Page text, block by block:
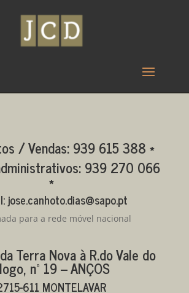
/ Vendas: 939 615 388 *
939 270 066
*
jose.canhoto.dias@sapo.pt
para a rede móvel nacional
Terra Nova à R.do Vale do
nº 19 – ANÇOS
611 MONTELAVAR